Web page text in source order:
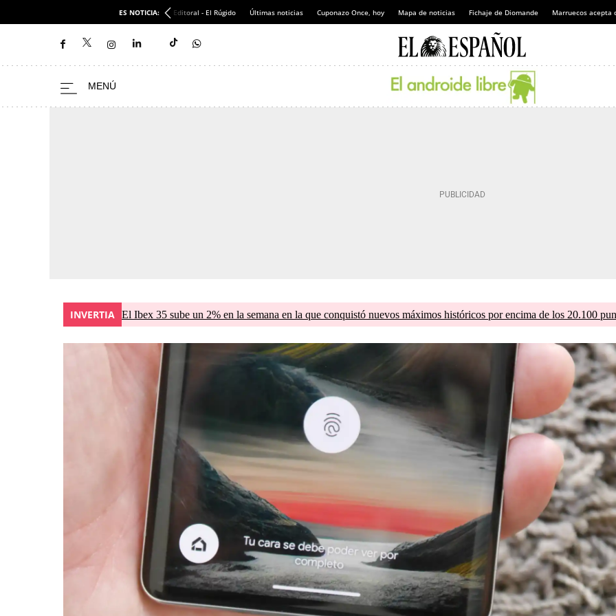
ES NOTICIA: Editoral - El Rúgido Últimas noticias Cuponazo Once, hoy Mapa de noticias Fichaje de Diomande Marruecos acepta
INVERTIA El Ibex 35 sube un 2% en la semana en la que conquistó nuevos máximos históricos por encima de los 20.100